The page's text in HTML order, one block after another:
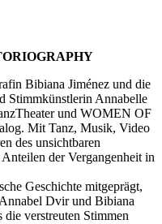
Bibiana Jiménez und die
Stimmkünstlerin Annabelle
und WOMEN OF
Mit Tanz, Musik, Video
des unsichtbaren
der Vergangenheit in
Geschichte mitgeprägt,
Dvir und Bibiana
die verstreuten Stimmen